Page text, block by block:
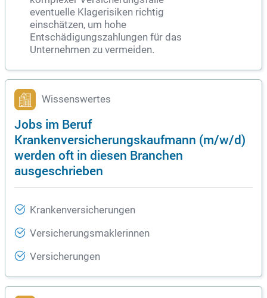
eventuelle Klagerisiken richtig
einschätzen, um hohe
Entschädigungszahlungen für das
Unternehmen zu vermeiden.
Wissenswertes
Jobs im Beruf
Krankenversicherungskaufmann (m/w/d)
werden oft in diesen Branchen
ausgeschrieben
Krankenversicherungen
Versicherungsmaklerinnen
Versicherungen